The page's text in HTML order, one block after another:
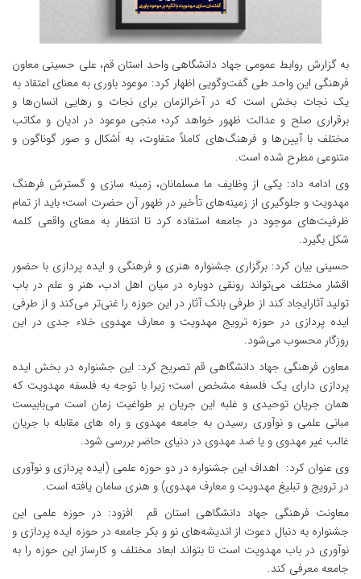
به گزارش روابط عمومی جهاد دانشگاهی واحد استان قم، علی حسینی معاون
فرهنگی این واحد طی گفت‌وگویی اظهار کرد: موعود باوری به معنای اعتقاد به
یک نجات بخش است که در آخرالزمان برای نجات و رهایی انسان‌ها و
برقراری صلح و عدالت ظهور خواهد کرد؛ منجی موعود در ادیان و مکاتب
مختلف با آیین‌ها و فرهنگ‌های کاملاً متفاوت، به اَشکال و صور گوناگون و
متنوعی مطرح شده است.
وی ادامه داد: یکی از وظایف ما مسلمانان، زمینه سازی و گسترش فرهنگ
مهدویت و جلوگیری از زمینه‌های تأخیر در ظهور آن حضرت است؛ باید از تمام
ظرفیت‌های موجود در جامعه استفاده کرد تا انتظار به معنای واقعی کلمه
شکل بگیرد.
حسینی بیان کرد: برگزاری جشنواره هنری و فرهنگی و ایده پردازی با حضور
اقشار مختلف می‌تواند رونقی دوباره در میان اهل ادب، هنر و علم در باب
تولید آثارایجاد کند از طرفی بانک آثار در این حوزه را غنی‌تر می‌کند و از طرفی
ایده پردازی در حوزه ترویج مهدویت و معارف مهدوی خلاء جدی در این
روزگار محسوب می‌شود.
معاون فرهنگی جهاد دانشگاهی قم تصریح کرد: این جشنواره در بخش ایده
پردازی دارای یک فلسفه مشخص است؛ زیرا با توجه به فلسفه مهدویت که
همان جریان توحیدی و غلبه این جریان بر طواغیت زمان است می‌بابیست
مبانی علمی و نوآوری رسیدن به جامعه مهدوی و راه های مقابله با جریان
غالب غیر مهدوی و یا ضد مهدوی در دنیای حاضر بررسی شود.
وی عنوان کرد: اهداف این جشنواره در دو حوزه علمی (ایده پردازی و نوآوری
در ترویج و تبلیغ مهدویت و معارف مهدوی) و هنری سامان یافته است.
معاونت فرهنگی جهاد دانشگاهی استان قم افزود: در حوزه علمی این
جشنواره به دنبال دعوت از اندیشه‌های نو و بکر جامعه در حوزه ایده پردازی و
نوآوری در باب مهدویت است تا بتواند ابعاد مختلف و کارساز این حوزه را به
جامعه معرفی کند.